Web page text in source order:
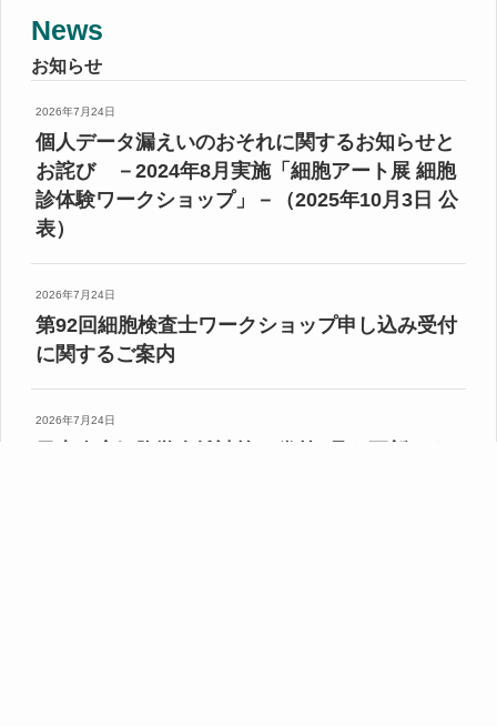
News
お知らせ
2026年7月24日
個人データ漏えいのおそれに関するお知らせと
お詫び －2024年8月実施「細胞アート展 細胞
診体験ワークショップ」－（2025年10月3日 公
表）
2026年7月24日
第92回細胞検査士ワークショップ申し込み受付
に関するご案内
2026年7月24日